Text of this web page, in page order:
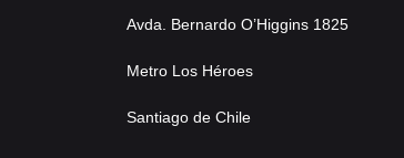
Avda. Bernardo O’Higgins 1825
Metro Los Héroes
Santiago de Chile